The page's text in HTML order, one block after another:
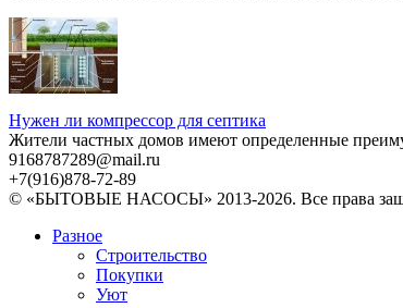
Нужен ли компрессор для септика
Жители частных домов имеют определенные
9168787289@mail.ru
+7(916)878-72-89
© «БЫТОВЫЕ НАСОСЫ» 2013-2026. Все права
Разное
Строительство
Покупки
Уют